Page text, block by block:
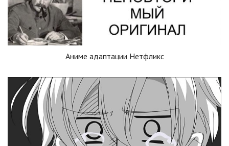
Аниме адаптации Нетфликс